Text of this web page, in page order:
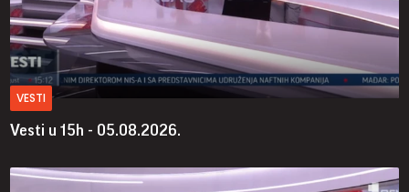
VESTI
Vesti u 15h - 05.08.2026.